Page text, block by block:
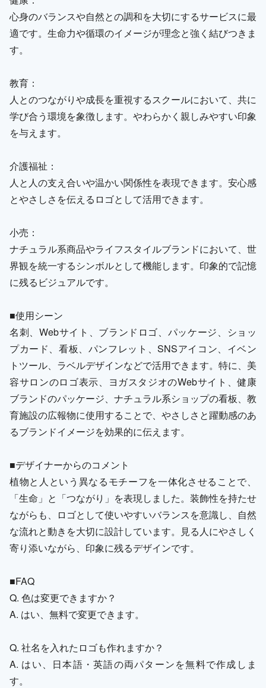
心身のバランスや自然との調和を大切にするサービスに最
適です。生命力や循環のイメージが理念と強く結びつきま
す。
教育：
人とのつながりや成長を重視するスクールにおいて、共に
学び合う環境を象徴します。やわらかく親しみやすい印象
を与えます。
介護福祉：
人と人の支え合いや温かい関係性を表現できます。安心感
とやさしさを伝えるロゴとして活用できます。
小売：
ナチュラル系商品やライフスタイルブランドにおいて、世
界観を統一するシンボルとして機能します。印象的で記憶
に残るビジュアルです。
■使用シーン
名刺、Webサイト、ブランドロゴ、パッケージ、ショッ
プカード、看板、パンフレット、SNSアイコン、イベン
トツール、ラベルデザインなどで活用できます。特に、美
容サロンのロゴ表示、ヨガスタジオのWebサイト、健康
ブランドのパッケージ、ナチュラル系ショップの看板、教
育施設の広報物に使用することで、やさしさと躍動感のあ
るブランドイメージを効果的に伝えます。
■デザイナーからのコメント
植物と人という異なるモチーフを一体化させることで、
「生命」と「つながり」を表現しました。装飾性を持たせ
ながらも、ロゴとして使いやすいバランスを意識し、自然
な流れと動きを大切に設計しています。見る人にやさしく
寄り添いながら、印象に残るデザインです。
■FAQ
Q. 色は変更できますか？
A. はい、無料で変更できます。
Q. 社名を入れたロゴも作れますか？
A. はい、日本語・英語の両パターンを無料で作成しま
す。